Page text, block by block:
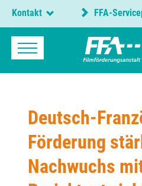
Kontakt FFA-
Deutsch-
Förderung
Nachwuchs